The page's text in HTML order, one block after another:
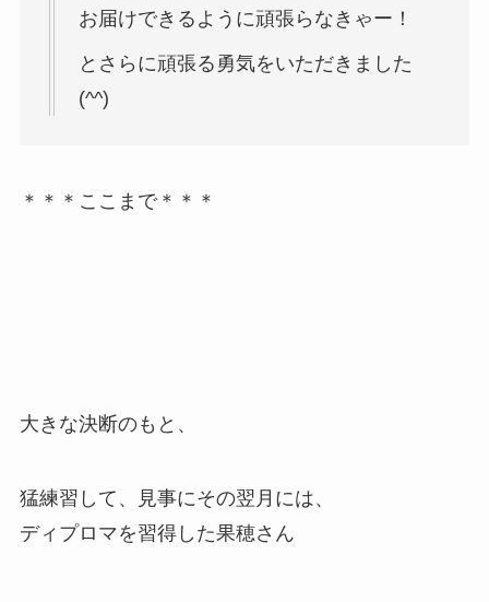
お届けできるように頑張らなきゃー！
とさらに頑張る勇気をいただきました
(^^)
＊＊＊ここまで＊＊＊
大きな決断のもと、
猛練習して、見事にその翌月には、
ディプロマを習得した果穂さん